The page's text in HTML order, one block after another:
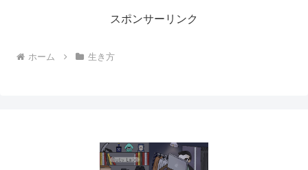
スポンサーリンク
ホーム 生き方